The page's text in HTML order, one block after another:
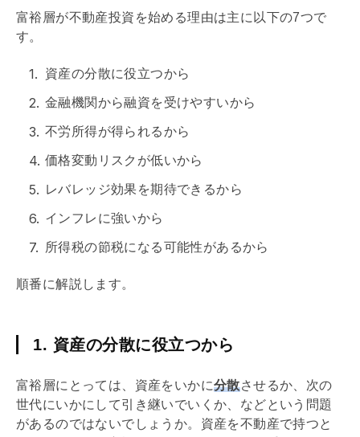
富裕層が不動産投資を始める理由は主に以下の7つで
す。
資産の分散に役立つから
金融機関から融資を受けやすいから
不労所得が得られるから
価格変動リスクが低いから
レバレッジ効果を期待できるから
インフレに強いから
所得税の節税になる可能性があるから
順番に解説します。
1. 資産の分散に役立つから
富裕層にとっては、資産をいかに分散させるか、次の
世代にいかにして引き継いでいくか、などという問題
があるのではないでしょうか。資産を不動産で持つと